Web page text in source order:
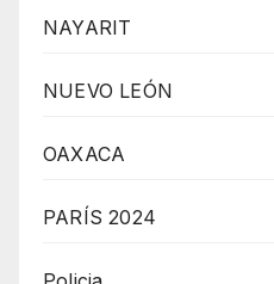
NAYARIT
NUEVO LEÓN
OAXACA
PARÍS 2024